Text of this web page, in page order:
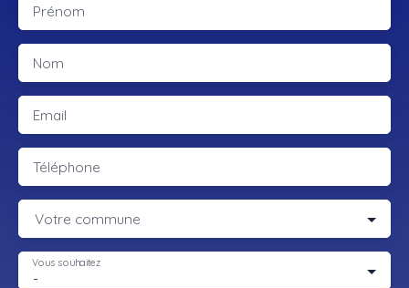
Prénom
Nom
Email
Téléphone
Votre commune
-
Vous souhaitez